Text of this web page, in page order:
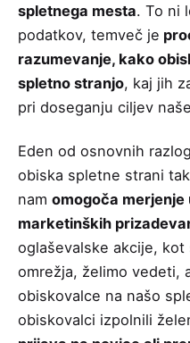
spletnega mesta. To ni
podatkov, temveč je
razumevanje, kako
spletno stranjo, kaj jih
pri doseganju ciljev
Eden od osnovnih
obiska spletne strani
nam omogoča
marketinških
oglaševalske akcije, kot
omrežja, želimo vedeti,
obiskovalce na našo
obiskovalci izpolnili